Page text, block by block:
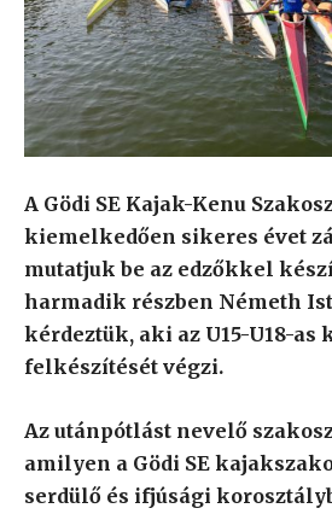
A Gödi SE Kajak-Kenu
kiemelkedően sikeres évet
mutatjuk be az edzőkkel
harmadik részben Németh
kérdeztük, aki az U15-U18-as
felkészítését végzi.
Az utánpótlást nevelő
amilyen a Gödi SE
serdülő és ifjúsági